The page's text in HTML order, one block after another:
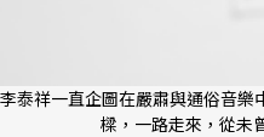
李泰祥一直企圖在嚴肅與通俗音
樑，一路走來，從未